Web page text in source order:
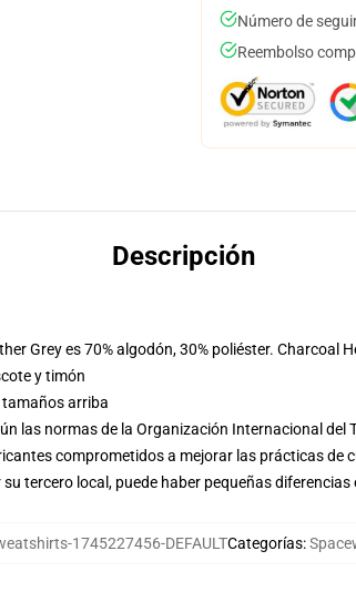
Número de
Reembolso
Descripción
Grey es 70% algodón, 30% poliéster. Charcoal
y timón
tamaños arriba
las normas de la Organización Internacional del
comprometidos a mejorar las prácticas de
tercero local, puede haber pequeñas
1745227456-DEFAULTCategorías: